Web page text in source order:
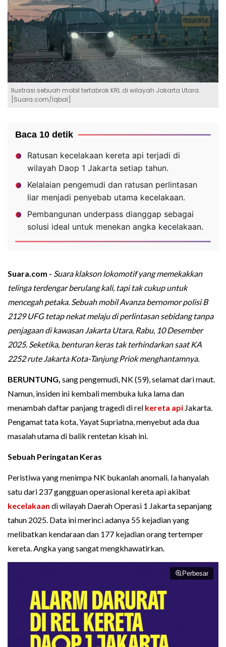
Ilustrasi sebuah mobil tertabrak KRL di wilayah Jakarta Utara.
[Suara.com/Iqbal]
Baca 10 detik
Ratusan kecelakaan kereta api terjadi di
wilayah Daop 1 Jakarta setiap tahun.
Kelalaian pengemudi dan ratusan perlintasan
liar menjadi penyebab utama kecelakaan.
Pembangunan underpass dianggap sebagai
solusi ideal untuk menekan angka kecelakaan.
Suara.com - Suara klakson lokomotif yang memekakkan
telinga terdengar berulang kali, tapi tak cukup untuk
mencegah petaka. Sebuah mobil Avanza bernomor polisi B
2129 UFG tetap nekat melaju di perlintasan sebidang tanpa
penjagaan di kawasan Jakarta Utara, Rabu, 10 Desember
2025. Seketika, benturan keras tak terhindarkan saat KA
2252 rute Jakarta Kota-Tanjung Priok menghantamnya.
BERUNTUNG, sang pengemudi, NK (59), selamat dari maut.
Namun, insiden ini kembali membuka luka lama dan
menambah daftar panjang tragedi di rel kereta api Jakarta.
Pengamat tata kota, Yayat Supriatna, menyebut ada dua
masalah utama di balik rentetan kisah ini.
Sebuah Peringatan Keras
Peristiwa yang menimpa NK bukanlah anomali. Ia hanyalah
satu dari 237 gangguan operasional kereta api akibat
kecelakaan di wilayah Daerah Operasi 1 Jakarta sepanjang
tahun 2025. Data ini merinci adanya 55 kejadian yang
melibatkan kendaraan dan 177 kejadian orang tertemper
kereta. Angka yang sangat mengkhawatirkan.
Perbesar